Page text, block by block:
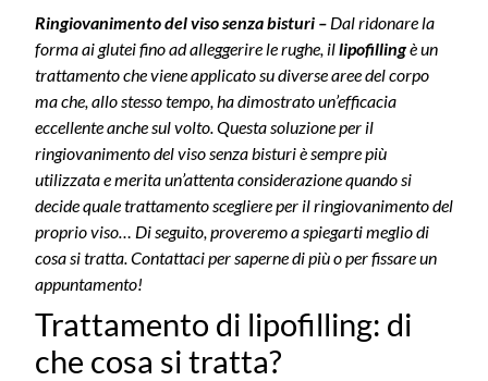
Ringiovanimento del viso senza bisturi – Dal ridonare la
forma ai glutei fino ad alleggerire le rughe, illipofillingè un
trattamento che viene applicato su diverse aree del corpo
ma che, allo stesso tempo, ha dimostrato un’efficacia
eccellente anche sul volto. Questa soluzione per il
ringiovanimento del viso senza bisturi è sempre più
utilizzata e merita un’attenta considerazione quando si
decide quale trattamento scegliere per il ringiovanimento del
proprio viso… Di seguito, proveremo a spiegarti meglio di
cosa si tratta.Contattaci per saperne di più o per fissare un
appuntamento!
Trattamento di lipofilling: di
che cosa si tratta?